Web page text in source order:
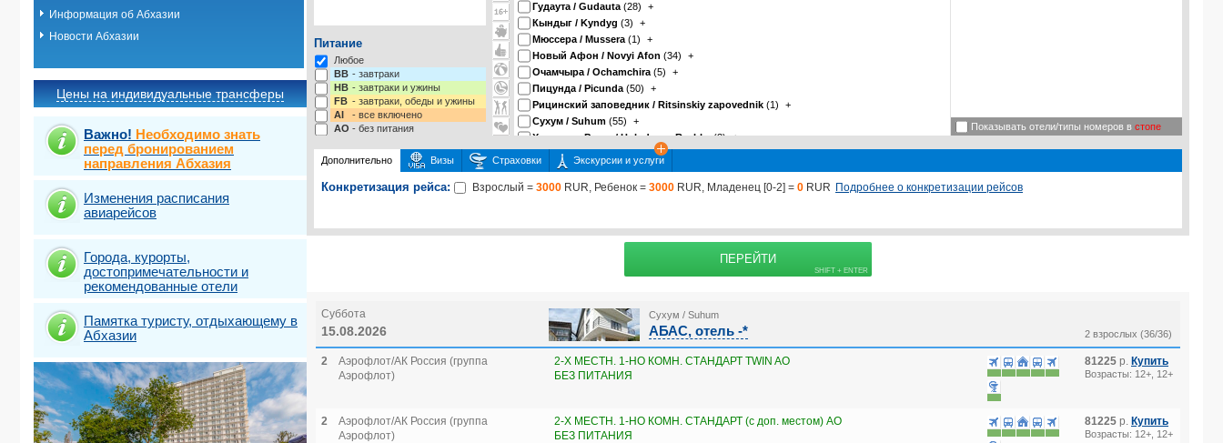
Информация об Абхазии
Новости Абхазии
Цены на индивидуальные трансферы
Важно! Необходимо знать
перед бронированием
направления Абхазия
Изменения расписания
авиарейсов
Города, курорты,
достопримечательности и
рекомендованные отели
Памятка туристу, отдыхающему в
Абхазии
Питание
Любое
BB - завтраки
HB - завтраки и ужины
FB - завтраки, обеды и ужины
AI
- все включено
AO - без питания Показывать отели/типы номеров в стопе
Гудаута / Gudauta (28)
+
Кындыг / Kyndyg (3)
+
Мюссера / Mussera (1)
+
Новый Афон / Novyi Afon (34)
+
Очамчыра / Ochamchira (5)
+
Пицунда / Picunda (50)
+
Рицинский заповедник / Ritsinskiy zapovednik (1)
+
Сухум / Suhum (55)
+
Холодная Речка / Holodnaya Rechka(3) +
Цандрипш / Candripsh
(52)
Дополнительно Визы Страховки Экскурсии и услуги
Конкретизация рейса: Взрослый = 3000 RUR, Ребенок = 3000 RUR, Младенец [0-2] = 0 RUR Подробнее о конкретизации рейсов
ПЕРЕЙТИ
Суббота
15.08.2026
Сухум / Suhum
АБАС, отель -* 2 взрослых (36/36)
2
Аэрофлот/АК Россия (группа
Аэрофлот)
2-Х МЕСТН. 1-НО КОМН. СТАНДАРТ TWIN AO
БЕЗ ПИТАНИЯ
81225 р. Купить
Возрасты: 12+, 12+
2
Аэрофлот/АК Россия (группа
Аэрофлот)
2-Х МЕСТН. 1-НО КОМН. СТАНДАРТ (с доп. местом) AO
БЕЗ ПИТАНИЯ
81225 р. Купить
Возрасты: 12+, 12+